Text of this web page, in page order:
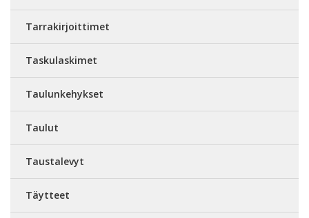
Tarrakirjoittimet
Taskulaskimet
Taulunkehykset
Taulut
Taustalevyt
Täytteet